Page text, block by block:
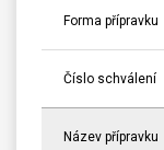
Forma přípravku
Číslo schválení
Název přípravku